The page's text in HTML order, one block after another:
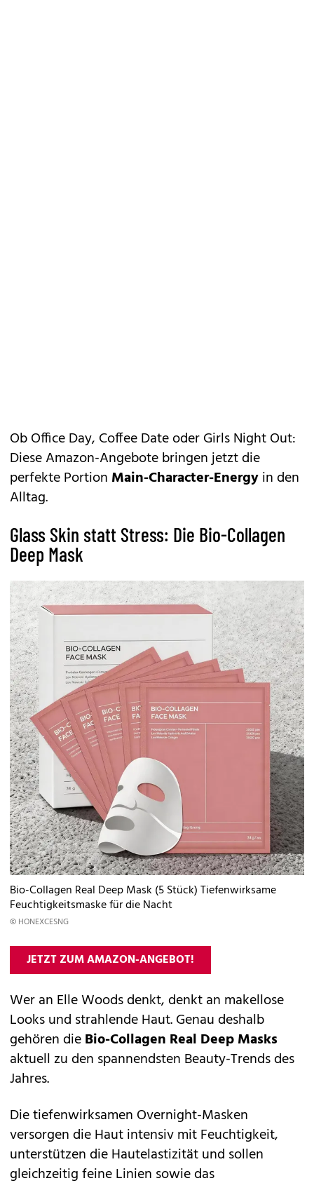
Ob Office Day, Coffee Date oder Girls Night Out:
Diese Amazon-Angebote bringen jetzt die
perfekte Portion Main-Character-Energyin den
Alltag.
Glass Skin statt Stress: Die Bio-Collagen
Deep Mask
Bio-Collagen Real Deep Mask (5 Stück) Tiefenwirksame
Feuchtigkeitsmaske für die Nacht
© HONEXCESNG
JETZT ZUM AMAZON-ANGEBOT!
Wer an Elle Woods denkt, denkt an makellose
Looks und strahlende Haut. Genau deshalb
gehören dieBio-Collagen Real Deep Masks
aktuell zu den spannendsten Beauty-Trends des
Jahres.
Die tiefenwirksamen Overnight-Masken
versorgen die Haut intensiv mit Feuchtigkeit,
unterstützen die Hautelastizität und sollen
gleichzeitig feine Linien sowie das